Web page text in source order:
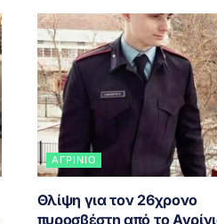
ΑΓΡΊΝΙΟ
Θλίψη για τον 26χρονο
πυροσβέστη από το